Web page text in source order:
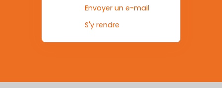
Envoyer un e-mail
S'y rendre